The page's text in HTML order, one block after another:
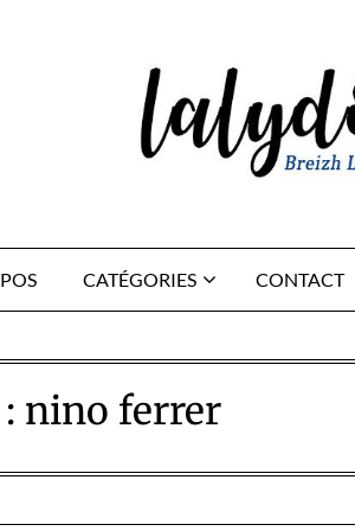
CATÉGORIES CONTACT
nino ferrer